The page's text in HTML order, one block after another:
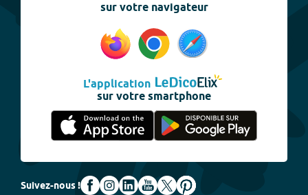
sur votre navigateur
L'application
sur votre smartphone
Suivez-nous !